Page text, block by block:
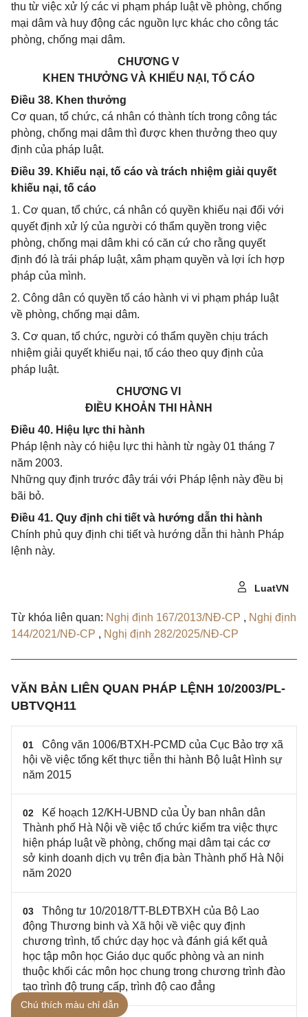
thu từ việc xử lý các vi phạm pháp luật về phòng, chống
mại dâm và huy động các nguồn lực khác cho công tác
phòng, chống mại dâm.
CHƯƠNG V
KHEN THƯỞNG VÀ KHIẾU NẠI, TỐ CÁO
Điều 38. Khen thưởng
Cơ quan, tổ chức, cá nhân có thành tích trong công tác
phòng, chống mại dâm thì được khen thưởng theo quy
định của pháp luật.
Điều 39. Khiếu nại, tố cáo và trách nhiệm giải quyết
khiếu nại, tố cáo
1. Cơ quan, tổ chức, cá nhân có quyền khiếu nại đối với
quyết định xử lý của người có thẩm quyền trong việc
phòng, chống mại dâm khi có căn cứ cho rằng quyết
định đó là trái pháp luật, xâm phạm quyền và lợi ích hợp
pháp của mình.
2. Công dân có quyền tố cáo hành vi vi phạm pháp luật
về phòng, chống mại dâm.
3. Cơ quan, tổ chức, người có thẩm quyền chịu trách
nhiệm giải quyết khiếu nại, tố cáo theo quy định của
pháp luật.
CHƯƠNG VI
ĐIỀU KHOẢN THI HÀNH
Điều 40. Hiệu lực thi hành
Pháp lệnh này có hiệu lực thi hành từ ngày 01 tháng 7
năm 2003.
Những quy định trước đây trái với Pháp lệnh này đều bị
bãi bỏ.
Điều 41. Quy định chi tiết và hướng dẫn thi hành
Chính phủ quy định chi tiết và hướng dẫn thi hành Pháp
lệnh này.
LuatVN
Từ khóa liên quan: Nghị định 167/2013/NĐ-CP , Nghị định
144/2021/NĐ-CP , Nghị định 282/2025/NĐ-CP
VĂN BẢN LIÊN QUAN PHÁP LỆNH 10/2003/PL-
UBTVQH11
01
Công văn 1006/BTXH-PCMD của Cục Bảo trợ xã
hội về việc tổng kết thực tiễn thi hành Bộ luật Hình sự
năm 2015
02
Kế hoạch 12/KH-UBND của Ủy ban nhân dân
Thành phố Hà Nội về việc tổ chức kiểm tra việc thực
hiện pháp luật về phòng, chống mại dâm tại các cơ
sở kinh doanh dịch vụ trên địa bàn Thành phố Hà Nội
năm 2020
03
Thông tư 10/2018/TT-BLĐTBXH của Bộ Lao
động Thương binh và Xã hội về việc quy định
chương trình, tổ chức dạy học và đánh giá kết quả
học tập môn học Giáo dục quốc phòng và an ninh
thuộc khối các môn học chung trong chương trình đào
tạo trình độ trung cấp, trình độ cao đẳng
Chú thích màu chỉ dẫn